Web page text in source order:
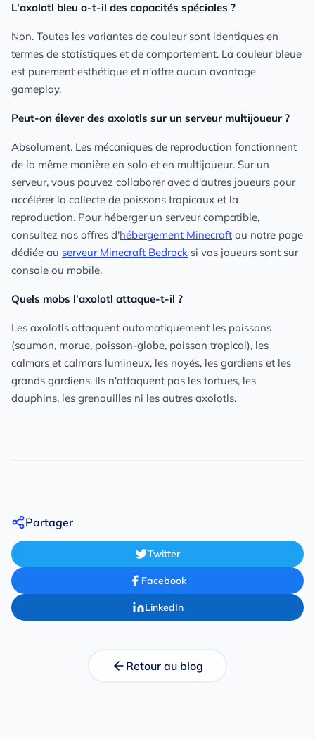
L'axolotl bleu a-t-il des capacités spéciales ?
Non. Toutes les variantes de couleur sont identiques en
termes de statistiques et de comportement. La couleur bleue
est purement esthétique et n'offre aucun avantage
gameplay.
Peut-on élever des axolotls sur un serveur multijoueur ?
Absolument. Les mécaniques de reproduction fonctionnent
de la même manière en solo et en multijoueur. Sur un
serveur, vous pouvez collaborer avec d'autres joueurs pour
accélérer la collecte de poissons tropicaux et la
reproduction. Pour héberger un serveur compatible,
consultez nos offres d'hébergement Minecraft ou notre page
dédiée au serveur Minecraft Bedrock si vos joueurs sont sur
console ou mobile.
Quels mobs l'axolotl attaque-t-il ?
Les axolotls attaquent automatiquement les poissons
(saumon, morue, poisson-globe, poisson tropical), les
calmars et calmars lumineux, les noyés, les gardiens et les
grands gardiens. Ils n'attaquent pas les tortues, les
dauphins, les grenouilles ni les autres axolotls.
Partager
Twitter
Facebook
LinkedIn
Retour au blog